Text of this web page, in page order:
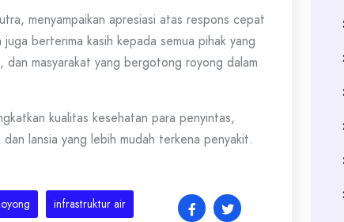
menyampaikan apresiasi atas respons cepat
berterima kasih kepada semua pihak yang
masyarakat yang bergotong royong dalam
kualitas kesehatan para penyintas,
lansia yang lebih mudah terkena penyakit.
infrastruktur air